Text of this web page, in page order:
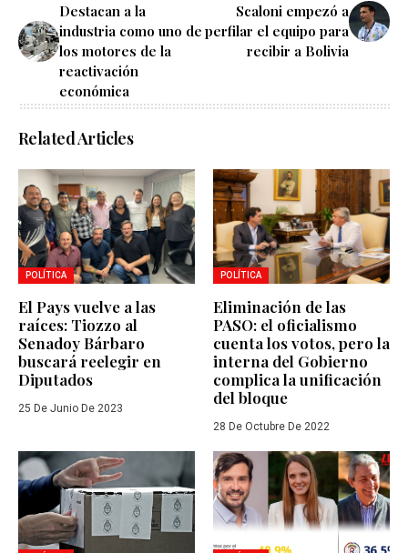
Destacan a la
industria como uno de
los motores de la
reactivación
económica
Scaloni empezó a
perfilar el equipo para
recibir a Bolivia
Related Articles
POLÍTICA
El Pays vuelve a las
raíces: Tiozzo al
Senadoy Bárbaro
buscará reelegir en
Diputados
25 De Junio De 2023
POLÍTICA
Eliminación de las
PASO: el oficialismo
cuenta los votos, pero la
interna del Gobierno
complica la unificación
del bloque
28 De Octubre De 2022